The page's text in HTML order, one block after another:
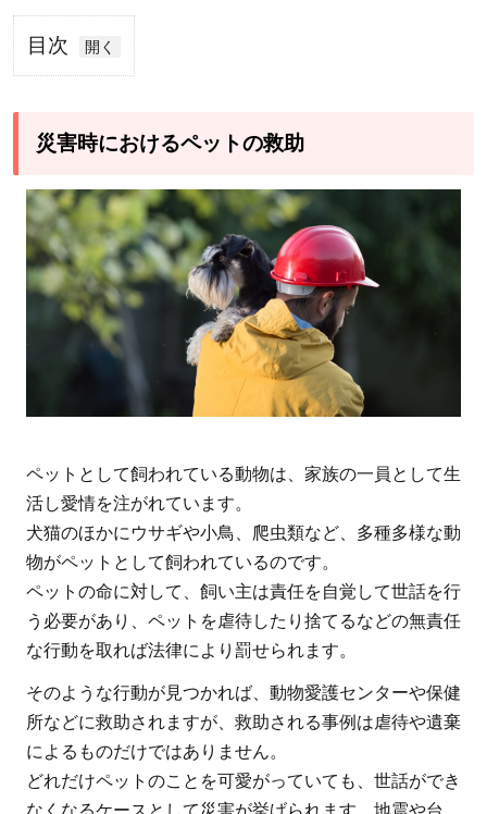
目次
1
害
に
お
け
る
救
1.1
災害
時の
ペッ
トの
救助
には
どの
よう
なも
のが
災害時におけるペットの救助
ペットとして飼われている動物は、家族の一員として生
活し愛情を注がれています。
犬猫のほかにウサギや小鳥、爬虫類など、多種多様な動
物がペットとして飼われているのです。
ペットの命に対して、飼い主は責任を自覚して世話を行
う必要があり、ペットを虐待したり捨てるなどの無責任
な行動を取れば法律により罰せられます。
そのような行動が見つかれば、動物愛護センターや保健
所などに救助されますが、救助される事例は虐待や遺棄
によるものだけではありません。
どれだけペットのことを可愛がっていても、世話ができ
なくなるケースとして災害が挙げられます。地震や台